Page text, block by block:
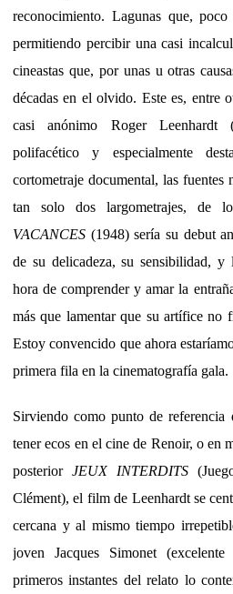
reconocimiento. Lagunas que,
permitiendo percibir una casi
cineastas que, por unas u otras
décadas en el olvido. Este es, entre
casi anónimo Roger
polifacético y especialmente
cortometraje documental, las fuentes
tan solo dos largometrajes, de
VACANCES (1948) sería su debut
de su delicadeza, su sensibilidad, y
hora de comprender y amar la
más que lamentar que su artífice no
Estoy convencido que ahora
primera fila en la cinematografía gala.
Sirviendo como punto de referencia
tener ecos en el cine de Renoir, o en
posterior JEUX INTERDITS
Clément), el film de Leenhardt se
cercana y al mismo tiempo
joven Jacques Simonet
primeros instantes del relato lo